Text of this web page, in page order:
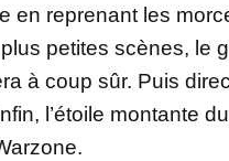
en reprenant les
petites scènes, le
à coup sûr. Puis
l’étoile montante